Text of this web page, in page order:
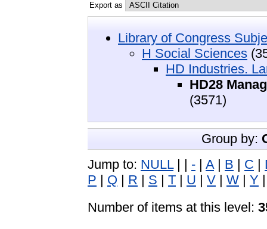
Export as
Library of Congress
H Social Sciences
HD Industries.
HD28
(3571)
Group by:
Jump to: NULL| | - | A | B | C |
P | Q | R | S | T | U | V | W | Y
Number of items at this level: